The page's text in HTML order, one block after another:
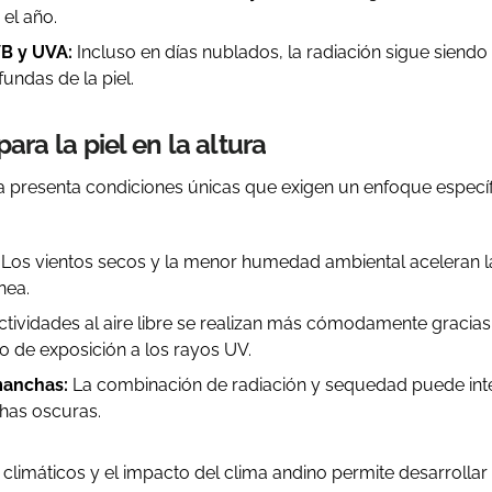
año.
y UVA: Incluso en días nublados, la radiación sigue
de la piel.
la piel en la altura
condiciones únicas que exigen un enfoque
vientos secos y la menor humedad ambiental aceleran
al aire libre se realizan más cómodamente
de exposición a los rayos UV.
La combinación de radiación y sequedad puede
oscuras.
y el impacto del clima andino permite